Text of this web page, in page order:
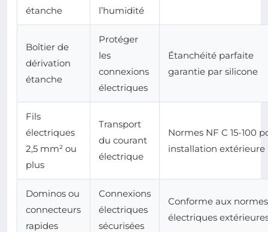
étanche
l’humidité
Boîtier de
dérivation
étanche
Protéger
les
connexions
électriques
Étanchéité parfaite
garantie par silicone
Fils
électriques
2,5 mm² ou
plus
Transport
du courant
électrique
Normes NF C 15-100
installation extérieure
Dominos ou
connecteurs
rapides
Connexions
électriques
sécurisées
Conforme aux normes
électriques